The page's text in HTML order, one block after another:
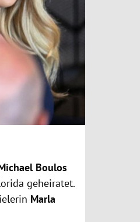
Boulos
geheiratet.
Marla